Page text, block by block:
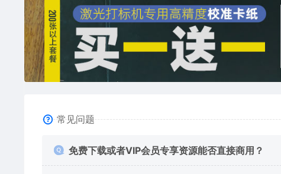
常见问题
免费下载或者VIP会员专享资源能否直接商用？